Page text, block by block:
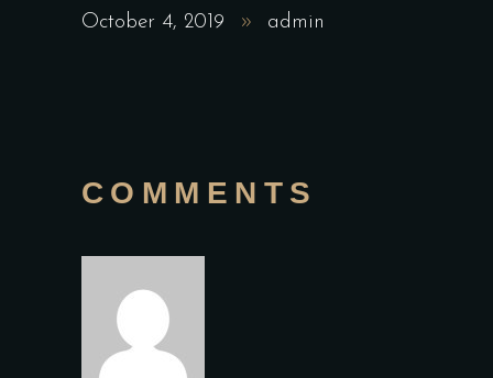
October 4, 2019 admin
COMMENTS